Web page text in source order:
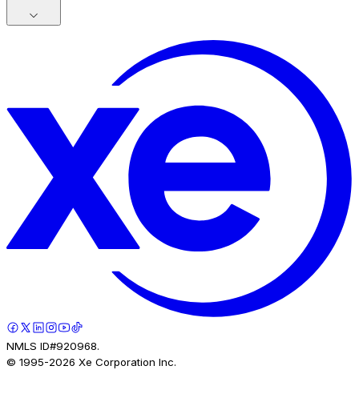
NMLS ID#920968.
© 1995-2026 Xe Corporation Inc.